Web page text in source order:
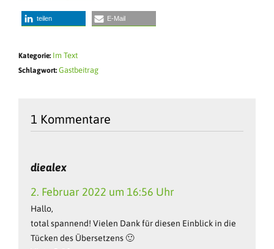
teilen E-Mail
Kategorie: Im Text
Schlagwort: Gastbeitrag
1 Kommentare
diealex
2. Februar 2022 um 16:56 Uhr
Hallo,
total spannend! Vielen Dank für diesen Einblick in die
Tücken des Übersetzens 🙂